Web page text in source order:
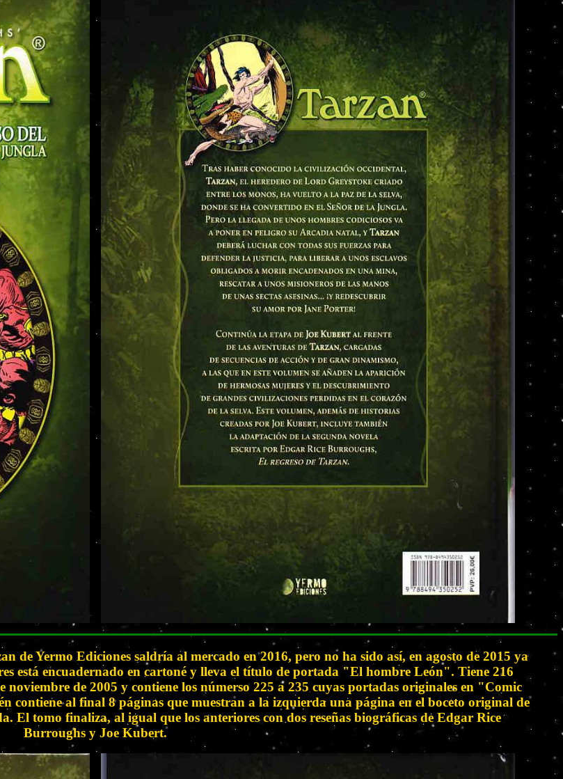
de Yermo Ediciones saldría al mercado en 2016, pero no ha sido así, en agosto de 2015 ya
está encuadernado en cartoné y lleva el título de portada "El hombre León". Tiene 216
de 2005 y contiene los númerso 225 a 235 cuyas portadas originales en "Comic
contiene al final 8 páginas que muestran a la izquierda una página en el boceto original de
El tomo finaliza, al igual que los anteriores con dos reseñas biográficas de Edgar Rice
Burroughs y Joe Kubert.